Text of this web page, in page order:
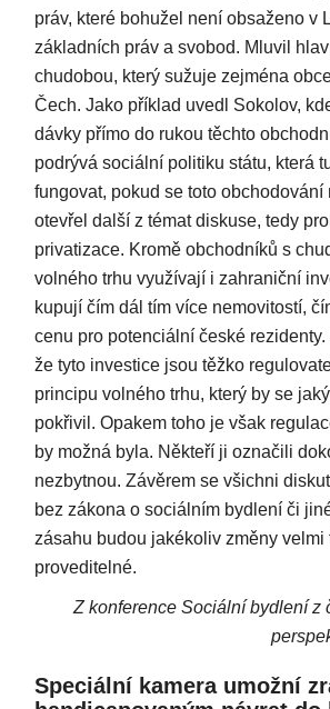
práv, které bohužel není obsaženo v
základních práv a svobod. Mluvil
chudobou, který sužuje zejména
Čech. Jako příklad uvedl Sokolov,
dávky přímo do rukou těchto
podrývá sociální politiku státu, která
fungovat, pokud se toto obchodování
otevřel další z témat diskuse, tedy
privatizace. Kromě obchodníků s
volného trhu využívají i zahraniční
kupují čím dál tím více nemovitostí,
cenu pro potenciální české
že tyto investice jsou těžko
principu volného trhu, který by se
pokřivil. Opakem toho je však
by možná byla. Někteří ji označili
nezbytnou. Závěrem se všichni
bez zákona o sociálním bydlení či
zásahu budou jakékoliv změny velmi
proveditelné.
Z konference Sociální bydlení z
Speciální kamera umožní